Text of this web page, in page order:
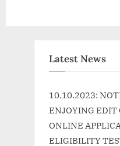
Latest News
10.10.2023:
ENJOYING EDIT
ONLINE
ELIGIBILITY